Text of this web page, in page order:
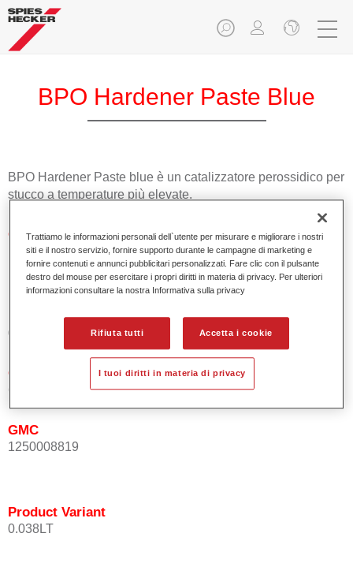
BPO Hardener Paste Blue
BPO Hardener Paste blue è un catalizzatore perossidico per
stucco a temperature più elevate.
Caratteristiche del prodotto
Polimerizzazione rapida dell'applicazione poliestere
spray i (aggiungere 2-3%).
Product Variant
0.082LT
Codice materiale
6L1BC 0.09 KG
GMC
1250008819
Product Variant
0.038LT
Trattiamo le informazioni personali dell`utente per misurare e migliorare i nostri
siti e il nostro servizio, fornire supporto durante le campagne di marketing e
fornire contenuti e annunci pubblicitari personalizzati. Fare clic con il pulsante
destro del mouse per esercitare i propri diritti in materia di privacy. Per ulteriori
informazioni consultare la nostra Informativa sulla privacy
Rifiuta tutti Accetta i cookie
I tuoi diritti in materia di privacy